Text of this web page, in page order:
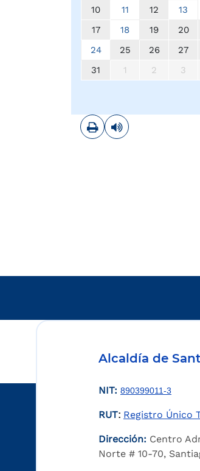
10
11 12 13
17
18 19 20
24
25 26 27
31
1 2 3
ImprimirLeer contenido
Alcaldía de
NIT: 890399011-3
RUT: Registro Único
Dirección: Centro
Norte # 10-70,